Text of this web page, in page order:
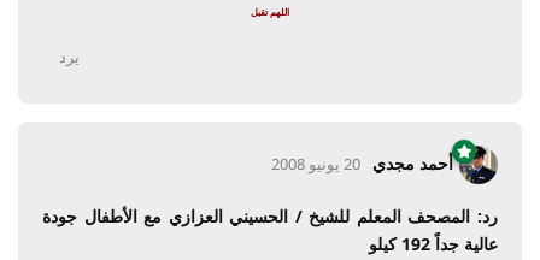
اللهم تقبل
يرد
أحمد مجدي 20 يونيو 2008
رد: المصحف المعلم للشيخ / الحسيني العزازي مع الأطفال جودة
عالية جداً 192 كيلو